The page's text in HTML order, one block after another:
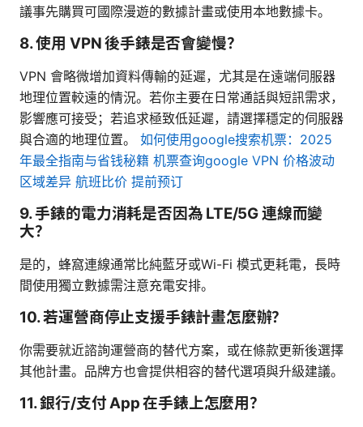
議事先購買可國際漫遊的數據計畫或使用本地數據卡。
8. 使用 VPN 後手錶是否會變慢？
VPN 會略微增加資料傳輸的延遲，尤其是在遠端伺服器
地理位置較遠的情況。若你主要在日常通話與短訊需求，
影響應可接受；若追求極致低延遲，請選擇穩定的伺服器
與合適的地理位置。 如何使用google搜索机票：2025
年最全指南与省钱秘籍 机票查询google VPN 价格波动
区域差异 航班比价 提前预订
9. 手錶的電力消耗是否因為 LTE/5G 連線而變
大？
是的，蜂窩連線通常比純藍牙或Wi-Fi 模式更耗電，長時
間使用獨立數據需注意充電安排。
10. 若運營商停止支援手錶計畫怎麼辦？
你需要就近諮詢運營商的替代方案，或在條款更新後選擇
其他計畫。品牌方也會提供相容的替代選項與升級建議。
11. 銀行/支付 App 在手錶上怎麼用？